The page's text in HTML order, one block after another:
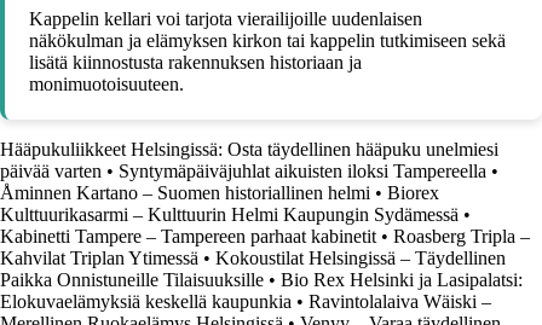
Kappelin kellari voi tarjota vierailijoille uudenlaisen
näkökulman ja elämyksen kirkon tai kappelin tutkimiseen sekä
lisätä kiinnostusta rakennuksen historiaan ja
monimuotoisuuteen.
Hääpukuliikkeet Helsingissä: Osta täydellinen hääpuku unelmiesi
päivää varten • Syntymäpäiväjuhlat aikuisten iloksi Tampereella •
Åminnen Kartano – Suomen historiallinen helmi • Biorex
Kulttuurikasarmi – Kulttuurin Helmi Kaupungin Sydämessä •
Kabinetti Tampere – Tampereen parhaat kabinetit • Roasberg Tripla –
Kahvilat Triplan Ytimessä • Kokoustilat Helsingissä – Täydellinen
Paikka Onnistuneille Tilaisuuksille • Bio Rex Helsinki ja Lasipalatsi:
Elokuvaelämyksiä keskellä kaupunkia • Ravintolalaiva Wäiski –